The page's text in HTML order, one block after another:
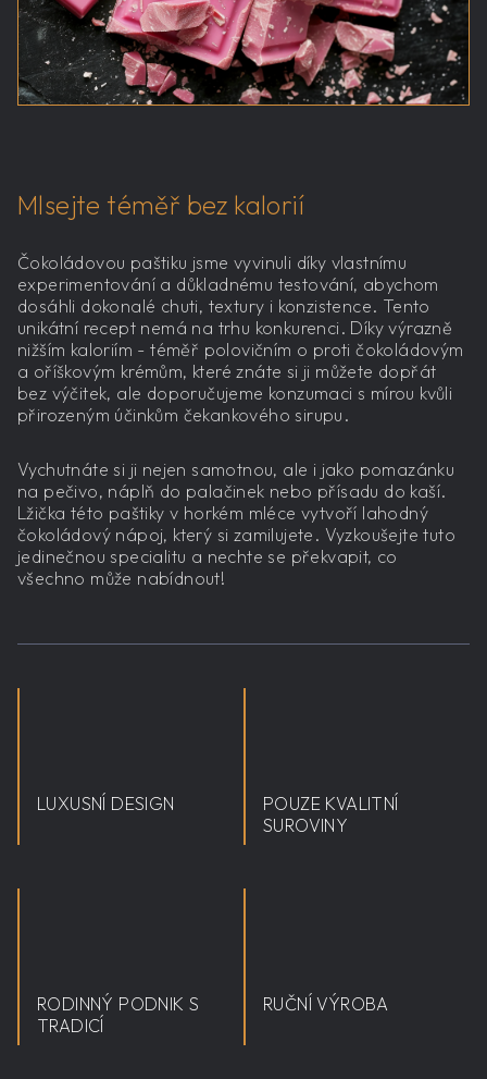
Mlsejte téměř bez kalorií
Čokoládovou paštiku jsme vyvinuli díky vlastnímu
experimentování a důkladnému testování, abychom
dosáhli dokonalé chuti, textury i konzistence. Tento
unikátní recept nemá na trhu konkurenci. Díky výrazně
nižším kaloriím - téměř polovičním o proti čokoládovým
a oříškovým krémům, které znáte si ji můžete dopřát
bez výčitek, ale doporučujeme konzumaci s mírou kvůli
přirozeným účinkům čekankového sirupu.
Vychutnáte si ji nejen samotnou, ale i jako pomazánku
na pečivo, náplň do palačinek nebo přísadu do kaší.
Lžička této paštiky v horkém mléce vytvoří lahodný
čokoládový nápoj, který si zamilujete. Vyzkoušejte tuto
jedinečnou specialitu a nechte se překvapit, co
všechno může nabídnout!
LUXUSNÍ DESIGN
POUZE KVALITNÍ
SUROVINY
RODINNÝ PODNIK S
TRADICÍ
RUČNÍ VÝROBA